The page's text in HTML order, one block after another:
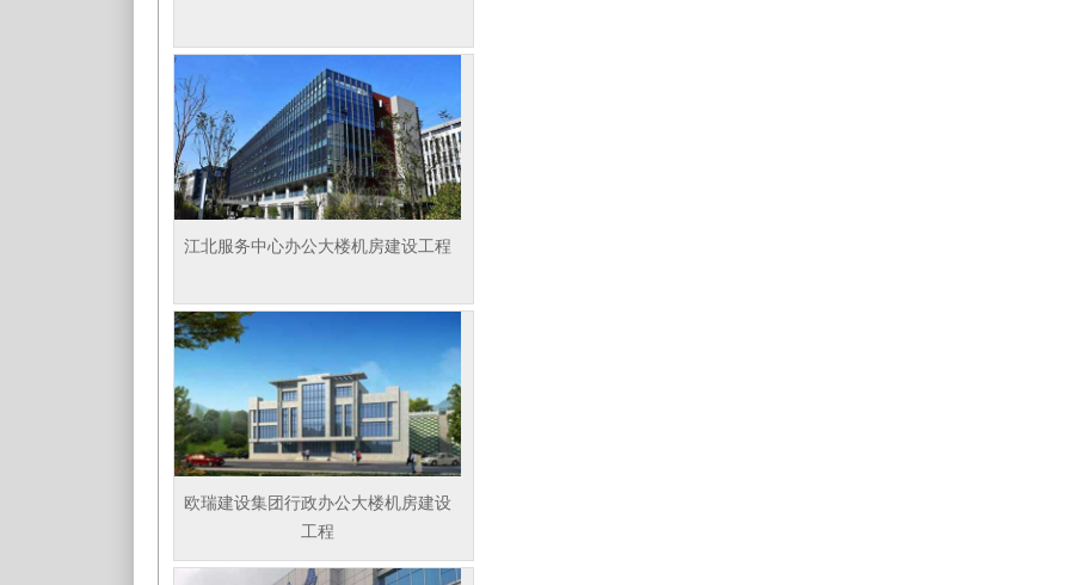
江北服务中心办公大楼机房建设工程
欧瑞建设集团行政办公大楼机房建设
工程